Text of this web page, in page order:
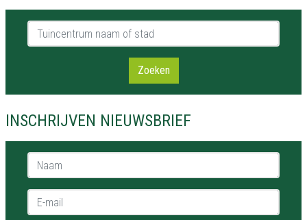
Tuincentrum naam of stad
Zoeken
INSCHRIJVEN NIEUWSBRIEF
Naam *
E-mail *